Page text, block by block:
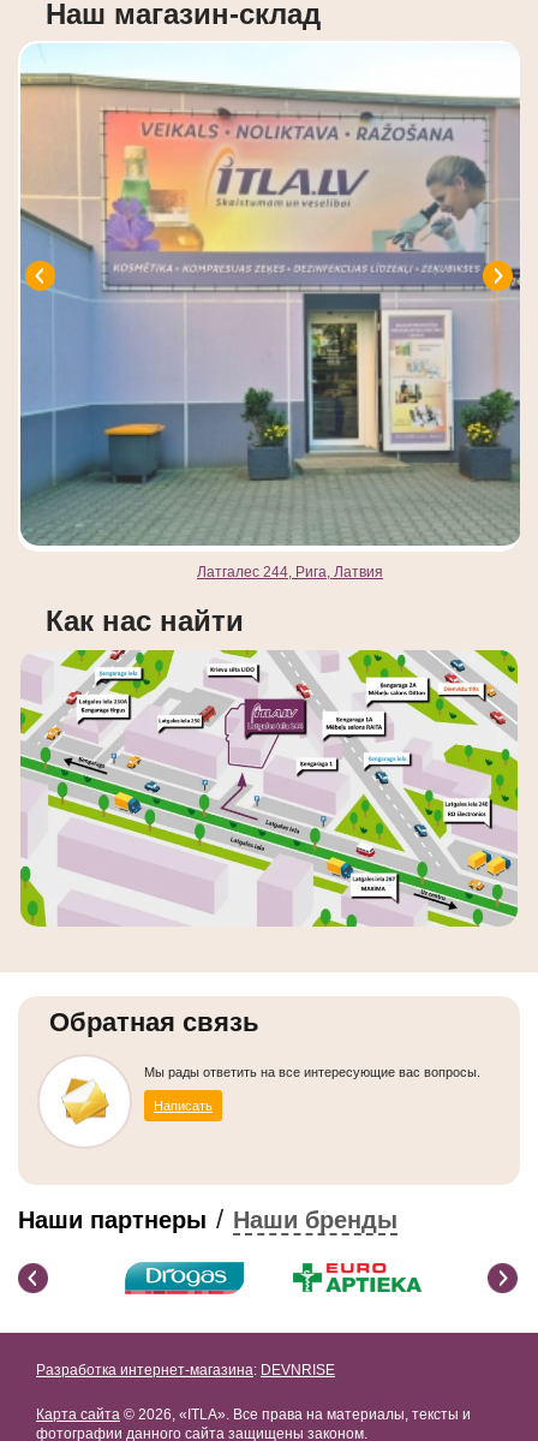
Наш магазин-склад
Латгалес 244, Рига, Латвия
Как нас найти
Наши партнеры / Наши бренды
Обратная связь
Мы рады ответить на все интересующие вас вопросы.
Написать
Разработка интернет-магазина: DEVNRISE
Карта сайта © 2026, «ITLA». Все права на материалы, тексты и
фотографии данного сайта защищены законом.